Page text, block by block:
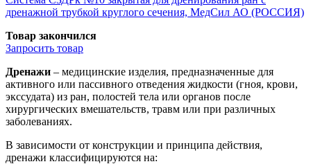
дренажной трубкой круглого сечения, МедСил АО (РОССИЯ)
Товар закончился
Запросить товар
Дренажи – медицинские изделия, предназначенные для
активного или пассивного отведения жидкости (гноя, крови,
экссудата) из ран, полостей тела или органов после
хирургических вмешательств, травм или при различных
заболеваниях.
В зависимости от конструкции и принципа действия,
дренажи классифицируются на: